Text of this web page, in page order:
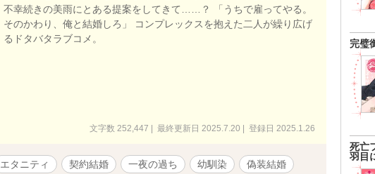
不幸続きの美雨にとある提案をしてきて……？ 「うちで雇ってやる。
そのかわり、俺と結婚しろ」 コンプレックスを抱えた二人が繰り広げ
るドタバタラブコメ。
文字数 252,447 | 最終更新日 2025.7.20 | 登録日 2025.1.26
エタニティ 契約結婚 一夜の過ち 幼馴染
偽装結婚
完璧
死亡
羽目